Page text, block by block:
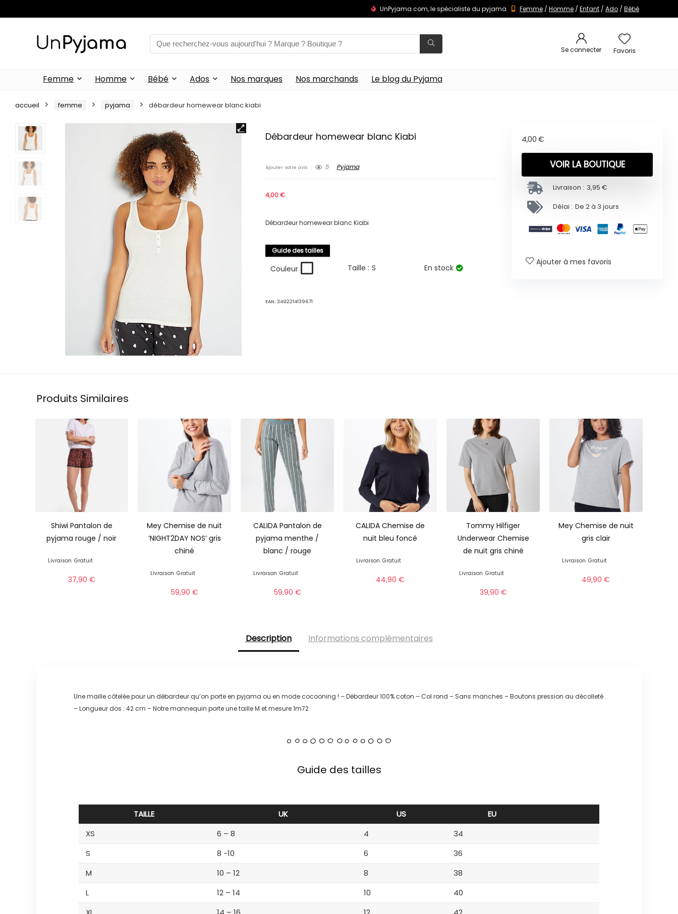
UnPyjama.com, le spécialiste du pyjama Femme / Homme / Enfant / Ado / Bébé
Se connecter Favoris
Femme Homme Bébé Ados Nos marques Nos marchands Le blog du Pyjama
accueil femme pyjama débardeur homewear blanc kiabi
Débardeur homewear blanc Kiabi
Ajouter votre avis 5 Pyjama
4,00€
Débardeur homewear blanc Kiabi
Guide des tailles
Couleur Taille : S En stock
EAN:3492214139671
4,00 €
VOIR LA BOUTIQUE
Livraison : 3,95 €
Délai : De 2 à 3 jours
Ajouter à mes favoris
Produits Similaires
Shiwi Pantalon de
pyjama rouge / noir
Livraison Gratuit
37,90 €
Mey Chemise de nuit
‘NIGHT2DAY NOS’ gris
chiné
Livraison Gratuit
59,90 €
CALIDA Pantalon de
pyjama menthe /
blanc / rouge
Livraison Gratuit
59,90 €
CALIDA Chemise de
nuit bleu foncé
Livraison Gratuit
44,90€
Tommy Hilfiger
Underwear Chemise
de nuit gris chiné
Livraison Gratuit
39,90 €
Mey Chemise de nuit
gris clair
Livraison Gratuit
49,90€
Description Informations complémentaires
Une maille côtelée pour un débardeur qu’on porte en pyjama ou en mode cocooning ! – Débardeur 100% coton – Col rond – Sans manches – Boutons pression au décolleté
– Longueur dos : 42 cm – Notre mannequin porte une taille M et mesure 1m72
Guide des tailles
TAILLE UK US
EU
XS
6 – 8 4
34
S
8 -10 6
36
M
10 – 12 8
38
L
12 – 14 10
40